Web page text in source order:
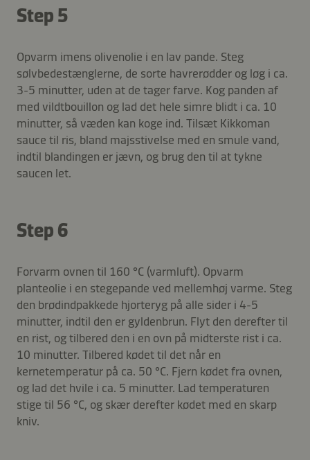
Step 5
Opvarm imens olivenolie i en lav pande. Steg
sølvbedestænglerne, de sorte havrerødder og løg i ca.
3-5 minutter, uden at de tager farve. Kog panden af
med vildtbouillon og lad det hele simre blidt i ca. 10
minutter, så væden kan koge ind. Tilsæt Kikkoman
sauce til ris, bland majsstivelse med en smule vand,
indtil blandingen er jævn, og brug den til at tykne
saucen let.
Step 6
Forvarm ovnen til 160 °C (varmluft). Opvarm
planteolie i en stegepande ved mellemhøj varme. Steg
den brødindpakkede hjorteryg på alle sider i 4-5
minutter, indtil den er gyldenbrun. Flyt den derefter til
en rist, og tilbered den i en ovn på midterste rist i ca.
10 minutter. Tilbered kødet til det når en
kernetemperatur på ca. 50 °C. Fjern kødet fra ovnen,
og lad det hvile i ca. 5 minutter. Lad temperaturen
stige til 56 °C, og skær derefter kødet med en skarp
kniv.